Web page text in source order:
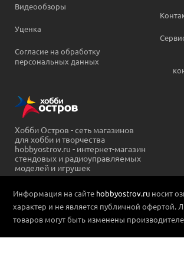
Видеообзоры
Уценка
Согласие на обработку
персональных данных
Хобби Остров - сеть магазинов
для хобби и творчества
hobbyostrov.ru - интернет-магазин
стендовых и радиоуправляемых
моделей и игрушек
Информация на сайте hobbyostrov.ru носит
характер и не является публичной офертой.
товаров могут быть изменены